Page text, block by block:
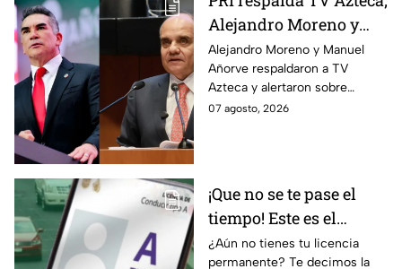
Alejandro Moreno y
Manuel Añorve
denuncian riesgos para
la libertad de expresión
Alejandro Moreno y Manuel
Añorve respaldaron a TV
Azteca y alertaron sobre
riesgos para la libertad de
07 agosto, 2026
¡Que no se te pase el
tiempo! Este es el
último día para
¿Aún no tienes tu licencia
permanente? Te decimos la